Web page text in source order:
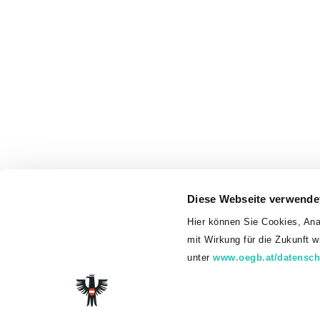
Diese Webseite
Hier können Sie Cookies,
mit Wirkung für die Zukunft
unterwww.oegb.at/